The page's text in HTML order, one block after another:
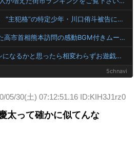
【速報】江別大学生暴行死 “主犯格”の特定少年・川口侑斗被告に「無期懲役」の判決 当時17歳少年に「懲役30年」の判決
首相官邸、"映え"を意識した高市首相熊本訪問の感動BGM付きムービーを投稿「全部が全部ありがたかったです」
ジャニが消えてJPOPがマシになるかと思ったら相変わらずお遊戯会やってて笑う
5chnavi
05/30(土) 07:12:51.16 ID:KIH3J1rz0
太って確かに似てんな